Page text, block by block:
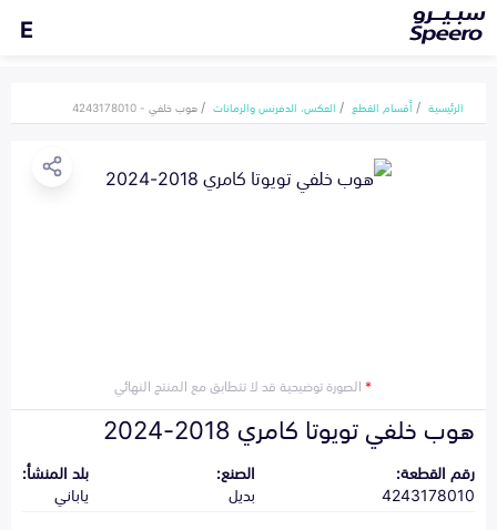
E
الرئيسية أقسام القطع العكس، الدفرنس والرمانات هوب خلفي - 4243178010
*الصورة توضيحية قد لا تتطابق مع المنتج النهائي
هوب خلفي تويوتا كامري 2018-2024
رقم القطعة:
4243178010
الصنع:
بديل
بلد المنشأ:
ياباني